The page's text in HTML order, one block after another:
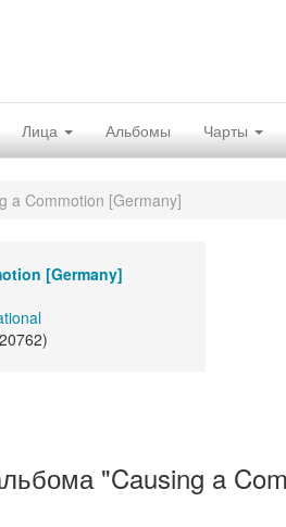
Лица Альбомы Чарты
a Commotion [Germany]
[Germany]
"Causing a